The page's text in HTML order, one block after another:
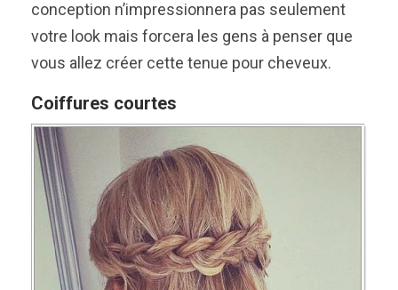
conception n’impressionnera pas seulement
votre look mais forcera les gens à penser que
vous allez créer cette tenue pour cheveux.
Coiffures courtes